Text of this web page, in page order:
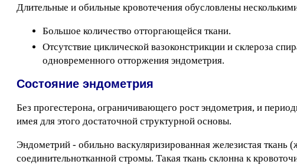
Длительные и обильные кровотечения обусловлены
Большое количество отторгающейся ткани.
Отсутствие циклической вазоконстрикции и склероза
одновременного отторжения эндометрия.
Состояние эндометрия
Без прогестерона, ограничивающего рост эндометрия, и
имея для этого достаточной структурной основы.
Эндометрий - обильно васкуляризированная железистая ткань
соединительнотканной стромы. Такая ткань склонна к